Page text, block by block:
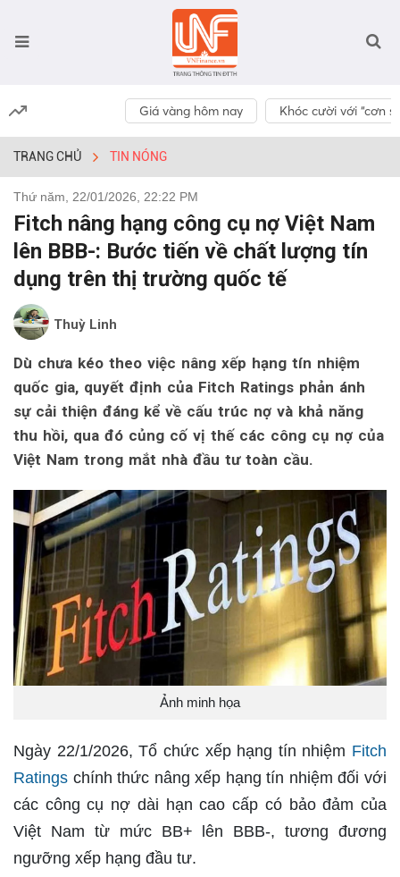
Giá vàng hôm nay Khóc cười với “cơn
TRANG CHỦ TIN NÓNG
Thứ năm, 22/01/2026, 22:22 PM
Fitch nâng hạng công cụ nợ Việt Nam
lên BBB-: Bước tiến về chất lượng tín
dụng trên thị trường quốc tế
Thuỳ Linh
Dù chưa kéo theo việc nâng xếp hạng tín nhiệm
quốc gia, quyết định của Fitch Ratings phản ánh
sự cải thiện đáng kể về cấu trúc nợ và khả năng
thu hồi, qua đó củng cố vị thế các công cụ nợ của
Việt Nam trong mắt nhà đầu tư toàn cầu.
Ảnh minh họa
Ngày 22/1/2026, Tổ chức xếp hạng tín nhiệm Fitch
Ratings chính thức nâng xếp hạng tín nhiệm đối với
các công cụ nợ dài hạn cao cấp có bảo đảm của
Việt Nam từ mức BB+ lên BBB-, tương đương
ngưỡng xếp hạng đầu tư.